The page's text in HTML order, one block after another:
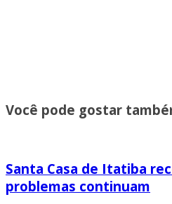
Você pode gostar
Santa Casa de Itatiba
problemas continuam